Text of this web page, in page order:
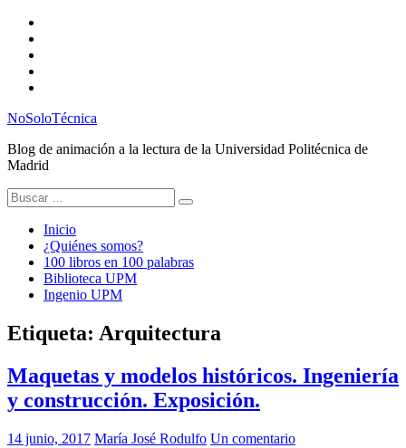
Saltar
contenido
NoSoloTécnica
Blog de animación a la lectura de la Universidad Politécnica de
Madrid
Buscar:
Inicio
¿Quiénes somos?
100 libros en 100 palabras
Biblioteca UPM
Ingenio UPM
Etiqueta: Arquitectura
Maquetas y modelos históricos. Ingeniería
y construcción. Exposición.
14 junio, 2017 María José Rodulfo Un comentario